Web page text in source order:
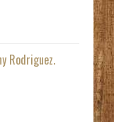
Rodriguez.